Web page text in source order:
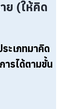
ย (ให้คิด
ะเภทมาคิด
ารได้ตามขั้น